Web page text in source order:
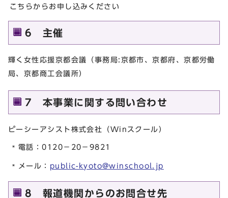
こちらからお申し込みください
6 主催
輝く女性応援京都会議（事務局:京都市、京都府、京都労働
局、京都商工会議所）
7 本事業に関する問い合わせ
ピーシーアシスト株式会社（Winスクール）
電話：0120－20－9821
メール： public-kyoto@winschool.jp
8 報道機関からのお問合せ先